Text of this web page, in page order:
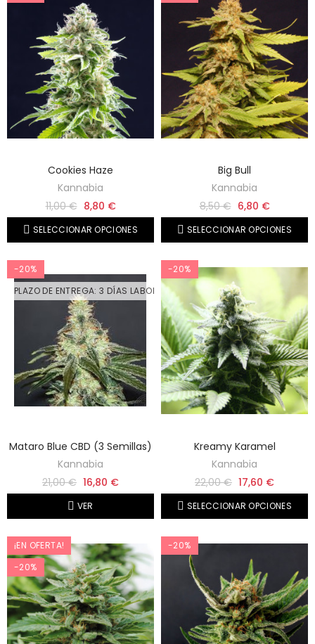
Cookies Haze
Kannabia
11,00 € 8,80 €
SELECCIONAR OPCIONES
Big Bull
Kannabia
8,50 € 6,80 €
SELECCIONAR OPCIONES
-20%
PLAZO DE ENTREGA: 3 DÍAS LABORABLES
Mataro Blue CBD (3 Semillas)
Kannabia
21,00 € 16,80 €
VER
-20%
Kreamy Karamel
Kannabia
22,00 € 17,60 €
SELECCIONAR OPCIONES
¡EN OFERTA!
-20%
-20%